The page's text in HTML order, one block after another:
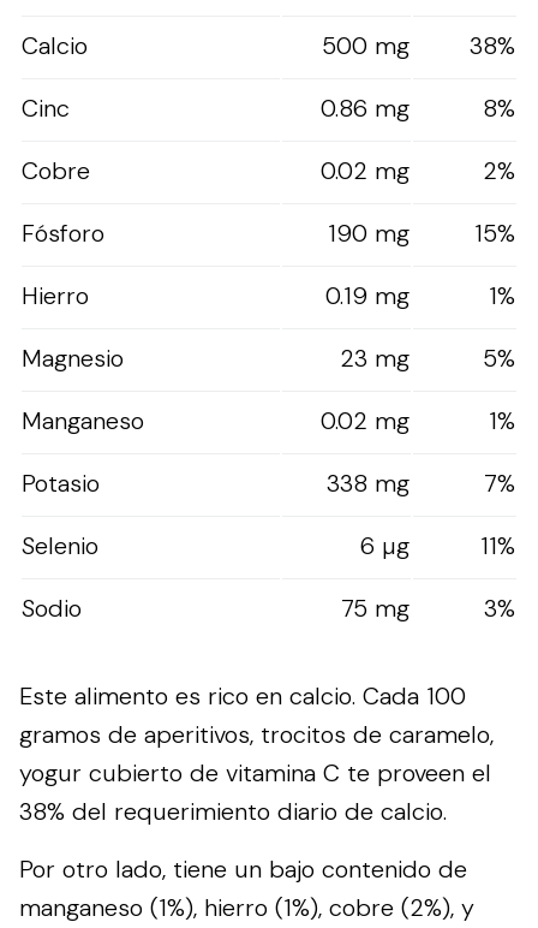
Calcio
500 mg
38%
Cinc
0.86 mg
8%
Cobre
0.02 mg
2%
Fósforo
190 mg
15%
Hierro
0.19 mg
1%
Magnesio
23 mg
5%
Manganeso
0.02 mg
1%
Potasio
338 mg
7%
Selenio
6 µg
11%
Sodio
75 mg 3%
Este alimento es rico en calcio. Cada 100
gramos de aperitivos, trocitos de caramelo,
yogur cubierto de vitamina C te proveen el
38% del requerimiento diario de calcio.
Por otro lado, tiene un bajo contenido de
manganeso (1%), hierro (1%), cobre (2%), y